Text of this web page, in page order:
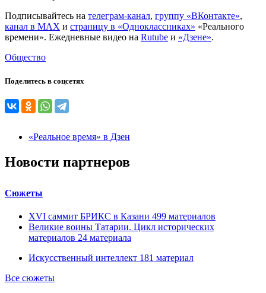
Подписывайтесь на телеграм-канал, группу «ВКонтакте»,
канал в MAX и страницу в «Одноклассниках» «Реального
времени». Ежедневные видео на Rutube и «Дзене».
Общество
Поделитесь в соцсетях
«Реальное время» в Дзен
Новости партнеров
Сюжеты
XVI саммит БРИКС в Казани 499 материалов
Великие воины Татарии. Цикл исторических
материалов 24 материала
Искусственный интеллект 181 материал
Все сюжеты